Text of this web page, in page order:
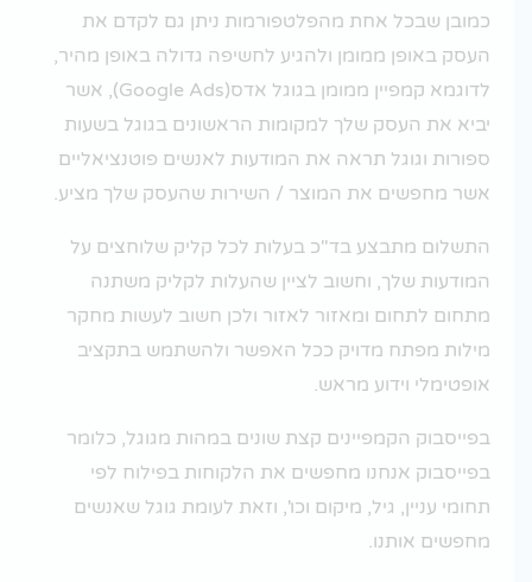
כמובן שבכל אחת מהפלטפורמות ניתן גם לקדם את
העסק באופן ממומן ולהגיע לחשיפה גדולה באופן מהיר,
לדוגמא קמפיין ממומן בגוגל אדס(Google Ads), אשר
יביא את העסק שלך למקומות הראשונים בגוגל בשעות
ספורות וגוגל תראה את המודעות לאנשים פוטנציאליים
אשר מחפשים את המוצר / השירות שהעסק שלך מציע.
התשלום מתבצע בד"כ בעלות לכל קליק שלוחצים על
המודעות שלך, וחשוב לציין שהעלות לקליק משתנה
מתחום לתחום ומאזור לאזור ולכן חשוב לעשות מחקר
מילות מפתח מדויק ככל האפשר ולהשתמש בתקציב
אופטימלי וידוע מראש.
בפייסבוק הקמפיינים קצת שונים במהות מגוגל, כלומר
בפייסבוק אנחנו מחפשים את הלקוחות בפילוח לפי
תחומי עניין, גיל, מיקום וכו', וזאת לעומת גוגל שאנשים
מחפשים אותנו.